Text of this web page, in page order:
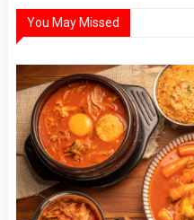
You May Missed